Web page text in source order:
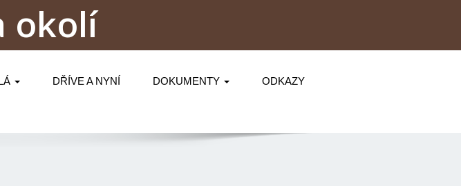
okolí
DŘÍVE A NYNÍ DOKUMENTY ODKAZY